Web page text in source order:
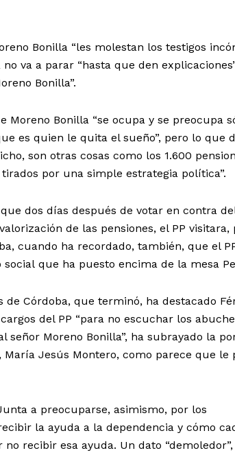
Bonilla “les molestan los testigos
va a parar “hasta que den
Bonilla”.
Moreno Bonilla “se ocupa y se preocupa
es quien le quita el sueño”, pero lo que
son otras cosas como los 1.600
por una simple estrategia política”.
dos días después de votar en contra
de las pensiones, el PP visitara,
cuando ha recordado, también, que el
que ha puesto encima de la mesa
de Córdoba, que terminó, ha destacado
del PP “para no escuchar los
señor Moreno Bonilla”, ha subrayado la
María Jesús Montero, como parece que le
a preocuparse, asimismo, por los
la ayuda a la dependencia y cómo
recibir esa ayuda. Un dato